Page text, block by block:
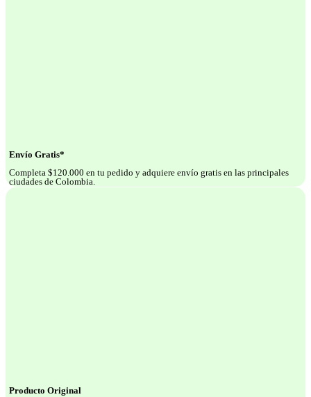
Envío Gratis*
Completa $120.000 en tu pedido y adquiere envío gratis en las principales
ciudades de Colombia.
Producto Original